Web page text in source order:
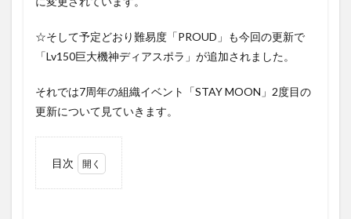
☆そして予定どおり難易度「PROUD」も今回の更新で
「Lv150巨大機神ディアスポラ」が追加されました。
それでは7周年の組織イベント「STAY MOON」2度目の
更新について見ていきます。
目次